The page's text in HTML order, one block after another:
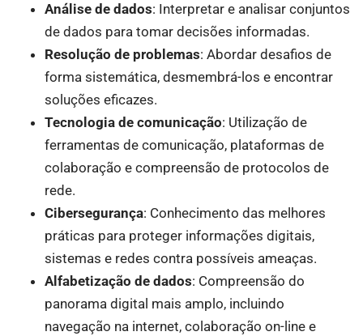
Análise de dados: Interpretar e analisar conjuntos
de dados para tomar decisões informadas.
Resolução de problemas: Abordar desafios de
forma sistemática, desmembrá-los e encontrar
soluções eficazes.
Tecnologia de comunicação: Utilização de
ferramentas de comunicação, plataformas de
colaboração e compreensão de protocolos de
rede.
Cibersegurança: Conhecimento das melhores
práticas para proteger informações digitais,
sistemas e redes contra possíveis ameaças.
Alfabetização de dados: Compreensão do
panorama digital mais amplo, incluindo
navegação na internet, colaboração on-line e